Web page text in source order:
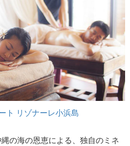
ト リゾナーレ小浜島
の海の恩恵による、独自のミネ